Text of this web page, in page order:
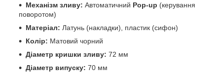
Механізм зливу: Автоматичний Pop-up (керування
поворотом)
Матеріал: Латунь (накладки), пластик (сифон)
Колір: Матовий чорний
Діаметр кришки зливу: 72 мм
Діаметр випуску: 70 мм